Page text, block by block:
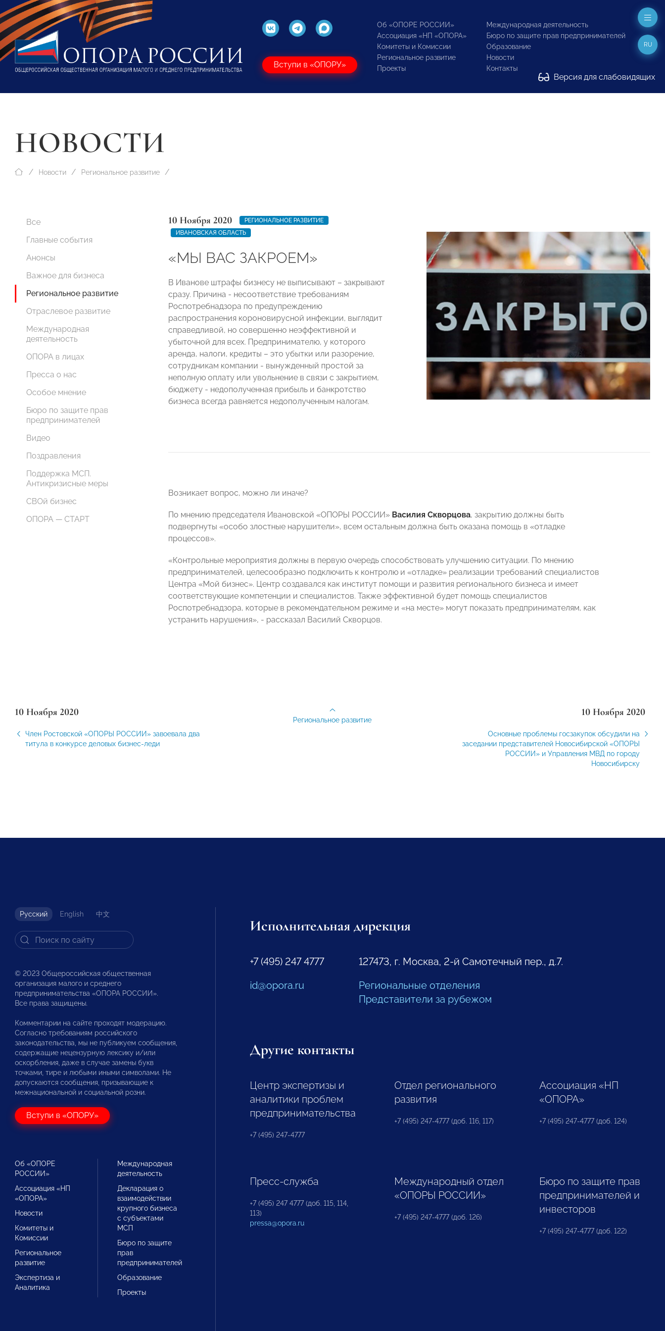
Вступи в «ОПОРУ»
Об «ОПОРЕ РОССИИ»
Ассоциация «НП «ОПОРА»
Комитеты и Комиссии
Региональное развитие
Проекты
Международная деятельность
Бюро по защите прав предпринимателей
Образование
Новости
Контакты
Версия для слабовидящих
RU
НОВОСТИ
Новости Региональное развитие
Все
Главные события
Анонсы
Важное для бизнеса
Региональное развитие
Отраслевое развитие
Международная
деятельность
ОПОРА в лицах
Пресса о нас
Особое мнение
Бюро по защите прав
предпринимателей
Видео
Поздравления
Поддержка МСП.
Антикризисные меры
СВОй бизнес
ОПОРА — СТАРТ
10 Ноября 2020
РЕГИОНАЛЬНОЕ РАЗВИТИЕ
ИВАНОВСКАЯ ОБЛАСТЬ
«МЫ ВАС ЗАКРОЕМ»
В Иванове штрафы бизнесу не выписывают – закрывают
сразу. Причина - несоответствие требованиям
Роспотребнадзора по предупреждению
распространения короновирусной инфекции, выглядит
справедливой, но совершенно неэффективной и
убыточной для всех. Предпринимателю, у которого
аренда, налоги, кредиты – это убытки или разорение,
сотрудникам компании - вынужденный простой за
неполную оплату или увольнение в связи с закрытием,
бюджету - недополученная прибыль и банкротство
бизнеса всегда равняется недополученным налогам.
Возникает вопрос, можно ли иначе?
По мнению председателя Ивановской «ОПОРЫ РОССИИ» Василия Скворцова, закрытию должны быть
подвергнуты «особо злостные нарушители», всем остальным должна быть оказана помощь в «отладке
процессов».
«Контрольные мероприятия должны в первую очередь способствовать улучшению ситуации. По мнению
предпринимателей, целесообразно подключить к контролю и «отладке» реализации требований специалистов
Центра «Мой бизнес». Центр создавался как институт помощи и развития регионального бизнеса и имеет
соответствующие компетенции и специалистов. Также эффективной будет помощь специалистов
Роспотребнадзора, которые в рекомендательном режиме и «на месте» могут показать предпринимателям, как
устранить нарушения», - рассказал Василий Скворцов.
10 Ноября 2020
Член Ростовской «ОПОРЫ РОССИИ» завоевала два
титула в конкурсе деловых бизнес-леди
10 Ноября 2020
Основные проблемы госзакупок обсудили на
заседании представителей Новосибирской «ОПОРЫ
РОССИИ» и Управления МВД по городу
Новосибирску
Региональное развитие
Русский English 中文
© 2023 Общероссийская общественная
организация малого и среднего
предпринимательства «ОПОРА РОССИИ».
Все права защищены.
Комментарии на сайте проходят модерацию.
Согласно требованиям российского
законодательства, мы не публикуем сообщения,
содержащие нецензурную лексику и/или
оскорбления, даже в случае замены букв
точками, тире и любыми иными символами. Не
допускаются сообщения, призывающие к
межнациональной и социальной розни.
Вступи в «ОПОРУ»
Об «ОПОРЕ
РОССИИ»
Ассоциация «НП
«ОПОРА»
Новости
Комитеты и
Комиссии
Региональное
развитие
Экспертиза и
Аналитика
Международная
деятельность
Декларация о
взаимодействии
крупного бизнеса
с субъектами
МСП
Бюро по защите
прав
предпринимателей
Образование
Проекты
Исполнительная дирекция
+7 (495) 247 4777
id@opora.ru
127473, г. Москва, 2-й Самотечный пер., д.7.
Региональные отделения
Представители за рубежом
Другие контакты
Центр экспертизы и
аналитики проблем
предпринимательства
+7 (495) 247-4777
Отдел регионального
развития
+7 (495) 247-4777 (доб. 116, 117)
Ассоциация «НП
«ОПОРА»
+7 (495) 247-4777 (доб. 124)
Пресс-служба
+7 (495) 247 4777 (доб. 115, 114,
113)
pressa@opora.ru
Международный отдел
«ОПОРЫ РОССИИ»
+7 (495) 247-4777 (доб. 126)
Бюро по защите прав
предпринимателей и
инвесторов
+7 (495) 247-4777 (доб. 122)